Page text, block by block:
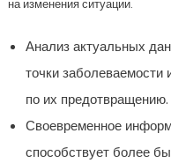
на изменения ситуации.
Анализ актуальных
точки
по их предотвращению.
Своевременное
способствует более